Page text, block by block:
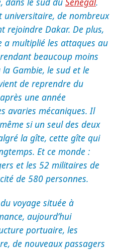
universitaire, de nombreux
rejoindre Dakar. De plus,
a multiplié les attaques au
beaucoup moins
Gambie, le sud et le
de reprendre du
une année
avaries mécaniques. Il
si un seul des deux
la gîte, cette gîte qui
Et ce monde :
et les 52 militaires de
de 580 personnes.
voyage située à
aujourd’hui
portuaire, les
de nouveaux passagers